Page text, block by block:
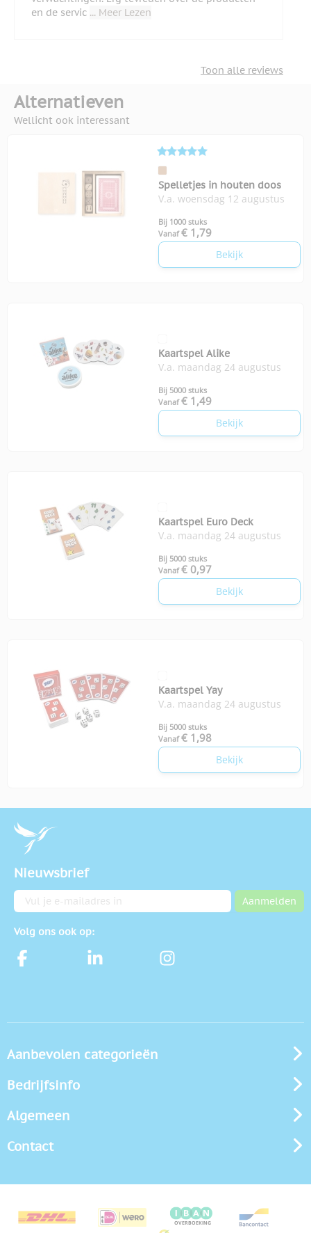
en de servic ... Meer Lezen
Toon alle reviews
Alternatieven
Wellicht ook interessant
Spelletjes in houten doos
V.a. woensdag 12 augustus
Bij 1000 stuks
Vanaf € 1,79
Bekijk
Kaartspel Alike
V.a. maandag 24 augustus
Bij 5000 stuks
Vanaf € 1,49
Bekijk
Kaartspel Euro Deck
V.a. maandag 24 augustus
Bij 5000 stuks
Vanaf € 0,97
Bekijk
Kaartspel Yay
V.a. maandag 24 augustus
Bij 5000 stuks
Vanaf € 1,98
Bekijk
Nieuwsbrief
E-mailadres Aanmelden
Volg ons ook op:
Aanbevolen categorieën
Bedrijfsinfo
Algemeen
Contact